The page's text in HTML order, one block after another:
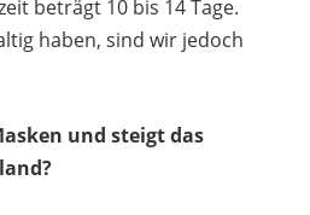
beträgt 10 bis 14 Tage.
haben, sind wir jedoch
und steigt das